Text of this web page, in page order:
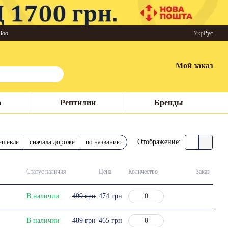
УкрРус
Мой заказ
Рептилии Бренды
сначала дороже по названию Отображение:
Статус наличия Цена Количество Заказ
В наличии 499 грн 474 грн
В наличии 489 грн 465 грн